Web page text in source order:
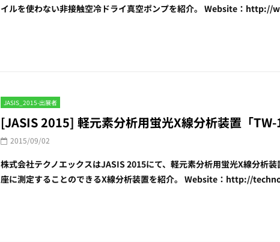
イルを使わない非接触空冷ドライ真空ポンプを紹介。 Website：
JASIS_2015-出展者
[JASIS 2015] 軽元素分析用蛍光X線分析装置「
2015/09/02
株式会社テクノエックスはJASIS 2015にて、軽元素分析用蛍光X線分析
座に測定することのできるX線分析装置を紹介。 Website：http://